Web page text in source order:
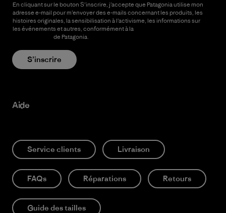
En cliquant sur le bouton S’inscrire, j’accepte que Patagonia utilise mon
adresse e-mail pour m’envoyer des e-mails concernant les produits, les
histoires originales, la sensibilisation à l’activisme, les informations sur
les événements et autres, conformément à la
de Patagonia.
S’inscrire
Aide
Service clients Livraison
FAQs Réparations Retours
Guide des tailles